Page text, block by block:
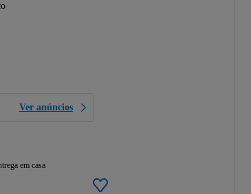
Ver anúncios
em casa